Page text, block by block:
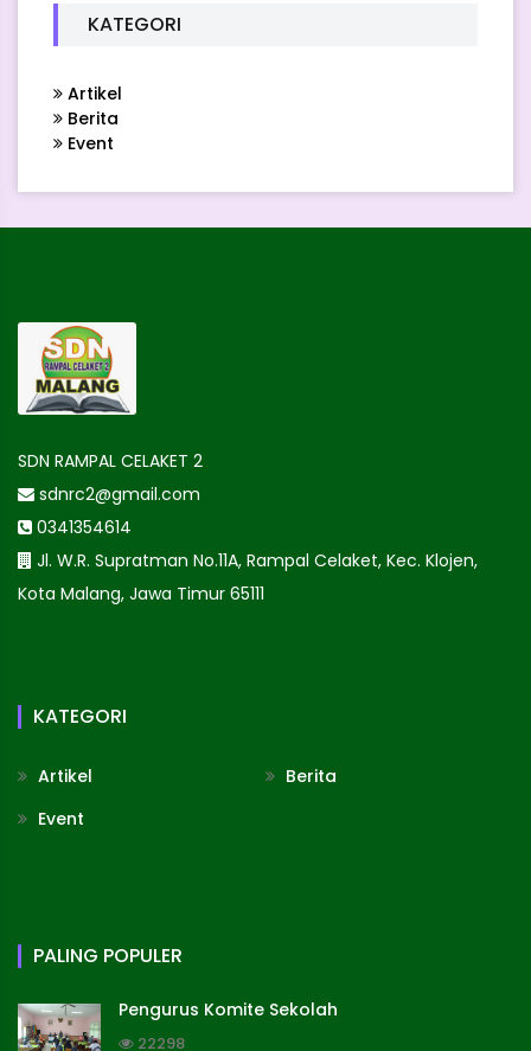
KATEGORI
Artikel
Berita
Event
SDN RAMPAL CELAKET 2
sdnrc2@gmail.com
0341354614
Jl. W.R. Supratman No.11A, Rampal Celaket, Kec. Klojen,
Kota Malang, Jawa Timur 65111
KATEGORI
Artikel
Berita
Event
PALING POPULER
Pengurus Komite Sekolah
22298